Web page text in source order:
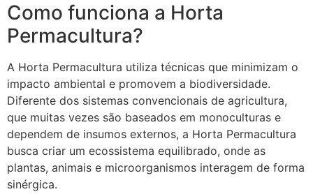
Como funciona a Horta
Permacultura?
A Horta Permacultura utiliza técnicas que minimizam o
impacto ambiental e promovem a biodiversidade.
Diferente dos sistemas convencionais de agricultura,
que muitas vezes são baseados em monoculturas e
dependem de insumos externos, a Horta Permacultura
busca criar um ecossistema equilibrado, onde as
plantas, animais e microorganismos interagem de forma
sinérgica.